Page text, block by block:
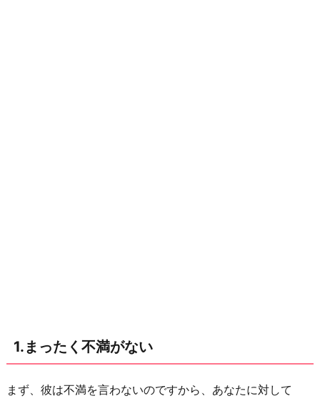
言
う
ほ
1.まったく不満がない
まず、彼は不満を言わないのですから、あなたに対して